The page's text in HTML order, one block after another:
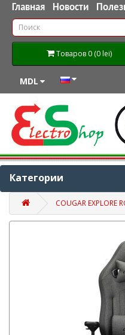
Главная Новости
Товаров 0 (0 lei)
MDL
Категории
COUGAR EXPLORE